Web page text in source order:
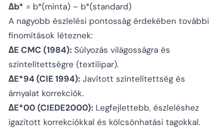
Δb* = b*(minta) – b*(standard)
A nagyobb észlelési pontosság érdekében további
finomítások léteznek:
ΔE CMC (1984): Súlyozás világosságra és
színtelítettségre (textilipar).
ΔE*94 (CIE 1994): Javított színtelítettség és
árnyalat korrekciók.
ΔE*00 (CIEDE2000): Legfejlettebb, észleléshez
igazított korrekciókkal és kölcsönhatási tagokkal.